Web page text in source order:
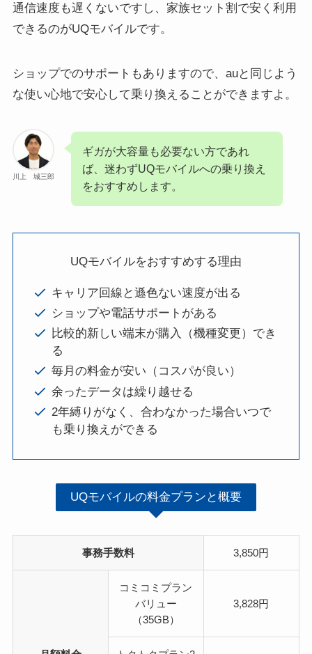
通信速度も遅くないですし、家族セット割で安く利用
できるのがUQモバイルです。
ショップでのサポートもありますので、auと同じよう
な使い心地で安心して乗り換えることができますよ。
川上 城三郎
ギガが大容量も必要ない方であれ
ば、迷わずUQモバイルへの乗り換え
をおすすめします。
UQモバイルをおすすめする理由
キャリア回線と遜色ない速度が出る
ショップや電話サポートがある
比較的新しい端末が購入（機種変更）でき
る
毎月の料金が安い（コスパが良い）
余ったデータは繰り越せる
2年縛りがなく、合わなかった場合いつで
も乗り換えができる
UQモバイルの料金プランと概要
事務手数料 3,850円
コミコミプラン
バリュー
（35GB）
3,828円